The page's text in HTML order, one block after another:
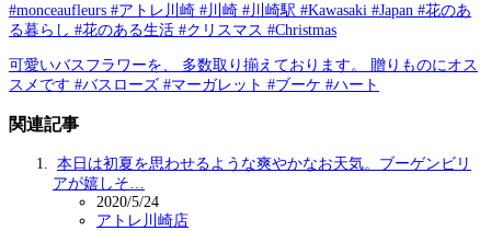
#monceaufleurs #アトレ川崎 #川崎 #川崎駅 #Kawasaki #Japan #花のあ
る暮らし #花のある生活 #クリスマス #Christmas
可愛いバスフラワーを、 多数取り揃えております。 贈りものにオス
スメです️ #バスローズ #マーガレット #ブーケ #ハート
関連記事
本日は初夏を思わせるような爽やかなお天気。ブーゲンビリ
アが嬉しそ…
2020/5/24
アトレ川崎店